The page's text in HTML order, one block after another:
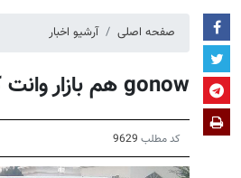
صفحه اصلی آرشیو اخبار
gonow هم بازار وانت کشور را شوکه کرد+ تصویر
کد مطلب 9629